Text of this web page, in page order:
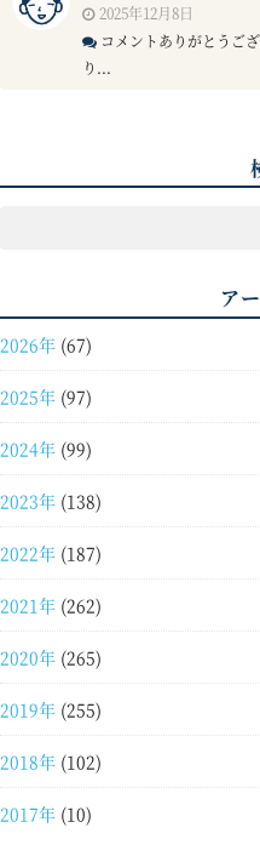
2025年12月8日
コメントありがとうご
り...
ア
2026年 (67)
2025年 (97)
2024年 (99)
2023年 (138)
2022年 (187)
2021年 (262)
2020年 (265)
2019年 (255)
2018年 (102)
2017年 (10)